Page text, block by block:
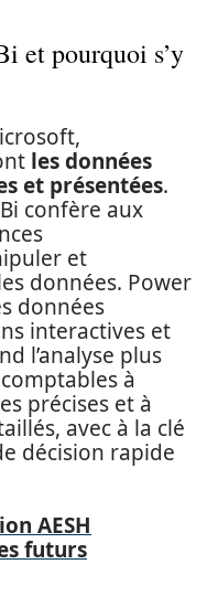
et pourquoi s’y
les données
et présentées.
confère aux
et
données. Power
données
interactives et
l’analyse plus
à
précises et à
avec à la clé
décision rapide
AESH
futurs